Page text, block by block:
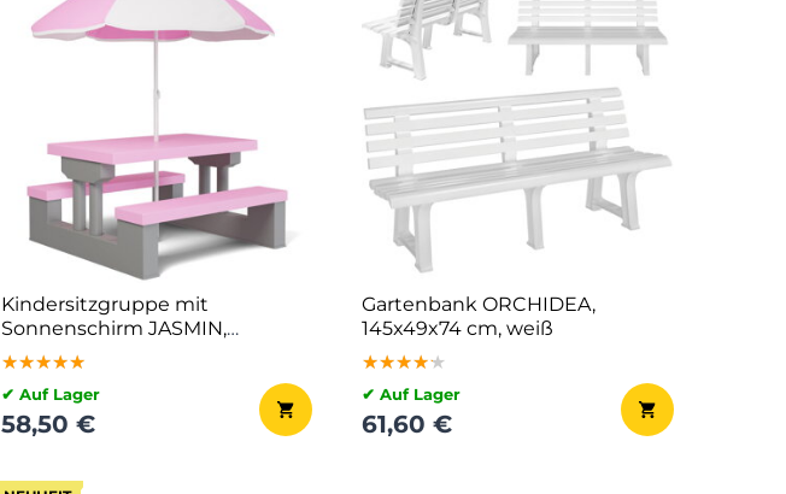
Kindersitzgruppe mit
Sonnenschirm JASMIN,
67x78,5x42,5cm, rosa/grau
★★★★★
★★★★★
★★★★★
✔ Auf Lager
58,50 €
Gartenbank ORCHIDEA,
145x49x74 cm, weiß
★★★★★
★★★★★
★★★★★
✔ Auf Lager
61,60 €